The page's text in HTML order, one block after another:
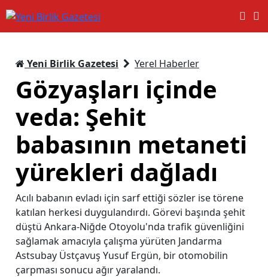
Yeni Birlik Gazetesi Yerel Haberler
Gözyaşları içinde
veda: Şehit
babasının metaneti
yürekleri dağladı
Acılı babanın evladı için sarf ettiği sözler ise törene
katılan herkesi duygulandırdı. Görevi başında şehit
düştü Ankara-Niğde Otoyolu'nda trafik güvenliğini
sağlamak amacıyla çalışma yürüten Jandarma
Astsubay Üstçavuş Yusuf Ergün, bir otomobilin
çarpması sonucu ağır yaralandı.